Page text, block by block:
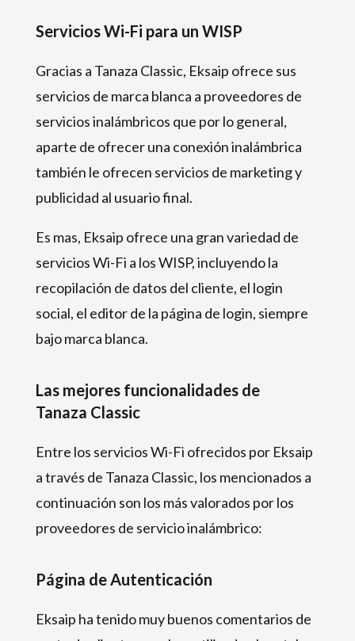
Servicios Wi-Fi para un WISP
Gracias a Tanaza Classic, Eksaip ofrece sus
servicios de marca blanca a proveedores de
servicios inalámbricos que por lo general,
aparte de ofrecer una conexión inalámbrica
también le ofrecen servicios de marketing y
publicidad al usuario final.
Es mas, Eksaip ofrece una gran variedad de
servicios Wi-Fi a los WISP, incluyendo la
recopilación de datos del cliente, el login
social, el editor de la página de login, siempre
bajo marca blanca.
Las mejores funcionalidades de
Tanaza Classic
Entre los servicios Wi-Fi ofrecidos por Eksaip
a través de Tanaza Classic, los mencionados a
continuación son los más valorados por los
proveedores de servicio inalámbrico:
Página de Autenticación
Eksaip ha tenido muy buenos comentarios de